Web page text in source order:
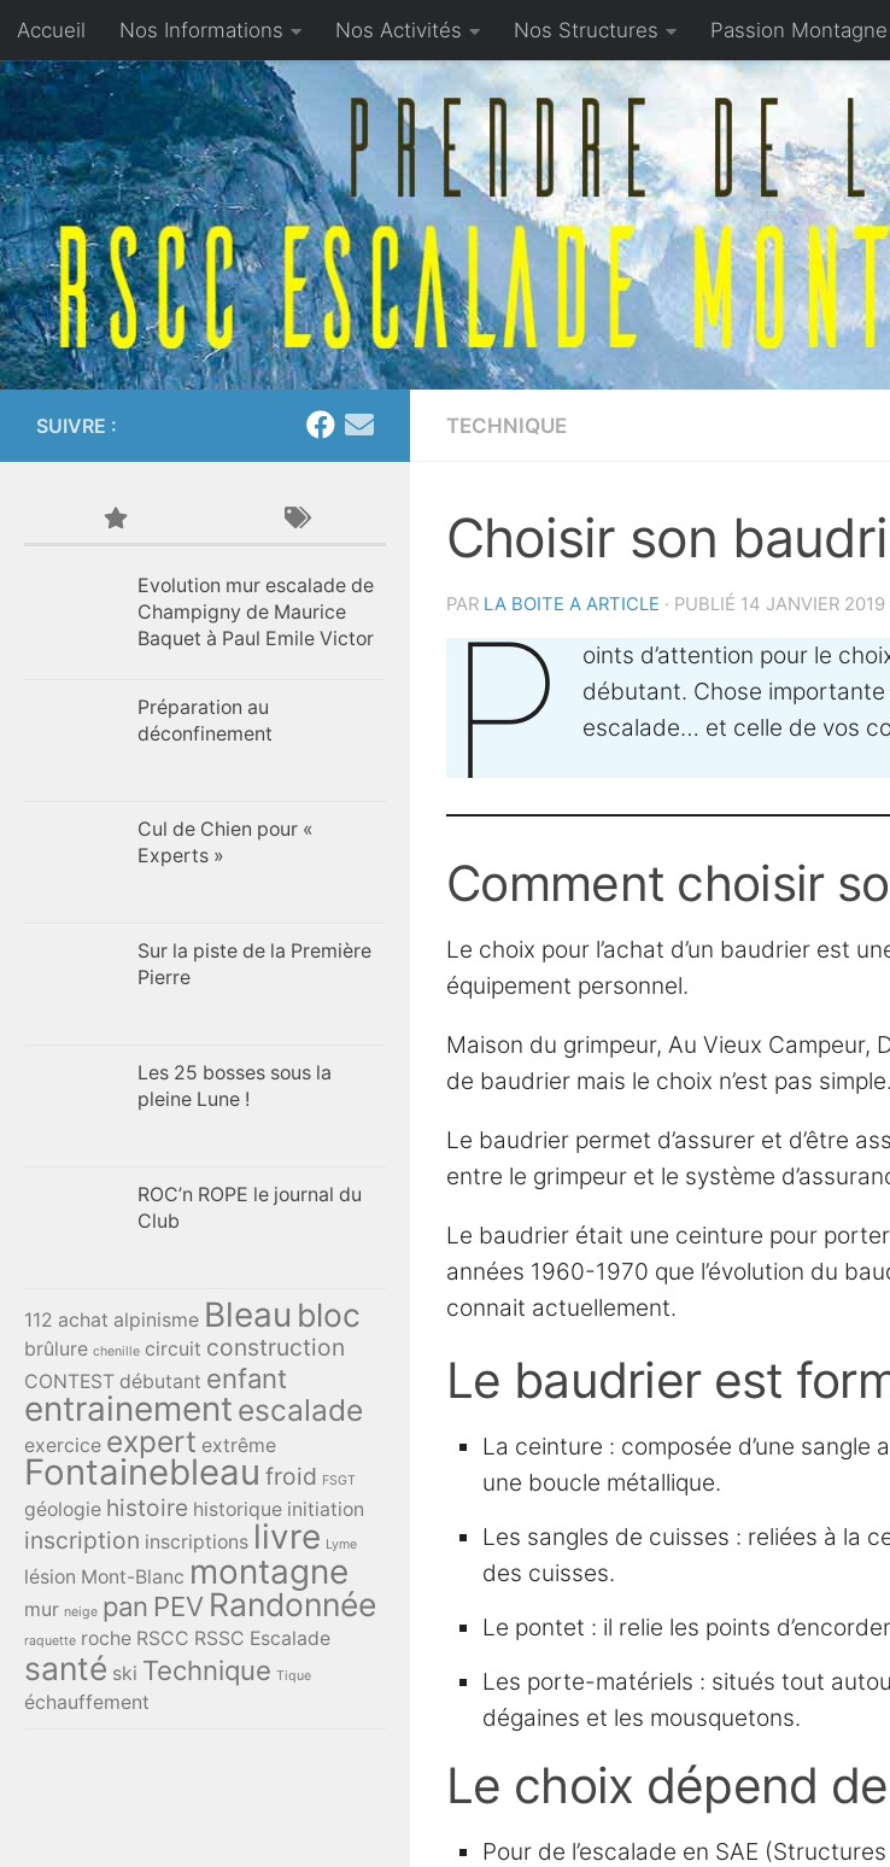
Skip to content
Accueil Nos Informations Nos Activités Nos Structures Passion Montagne
Proposer un article
TECHNIQUE
Choisir son
PAR LA BOITE A ARTICLE · PUBLIÉ 14 JANVIER 2019
P
oints d’attention pour le
débutant. Chose importante
escalade… et celle de vos
Comment choisir
Le choix pour l’achat d’un baudrier est
équipement personnel.
Maison du grimpeur, Au Vieux
de baudrier mais le choix n’est pas
Le baudrier permet d’assurer et d’être
entre le grimpeur et le système
Le baudrier était une ceinture pour porter
années 1960-1970 que l’évolution du
connait actuellement.
Le baudrier est
La ceinture : composée d’une
une boucle métallique.
Les sangles de cuisses : reliées à la
des cuisses.
Le pontet : il relie les points
Les porte-matériels : situés tout
dégaines et les mousquetons.
Le choix dépend de
Pour de l’escalade en SAE
SUIVRE :
Evolution mur escalade de
Champigny de Maurice
Baquet à Paul Emile Victor
Préparation au
déconfinement
Cul de Chien pour «
Experts »
Sur la piste de la Première
Pierre
Les 25 bosses sous la
pleine Lune !
ROC’n ROPE le journal du
Club
112 achat alpinisme Bleau bloc
brûlure chenille circuit construction
CONTEST débutant enfant
entrainement escalade
exercice expert extrême
Fontainebleau froid FSGT
géologie histoire historique initiation
inscription inscriptions livre Lyme
lésion Mont-Blanc montagne
mur neige pan PEV Randonnée
raquette roche RSCC RSSC Escalade
santé ski Technique Tique
échauffement